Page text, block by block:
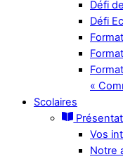
Défi
Défi
«
Scolaires
Vos
Notre